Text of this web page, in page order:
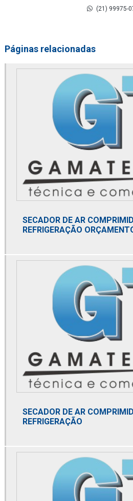
Distribuidor de 2020pm or
Distribuidor de 2040pm or
Distribuidor alfa laval
Distribuidor de altair
Distribuidor de bobina danfoss
Distribuidor de bomba de alta pressão
Distribuidor de bomba de pistão axial
Distribuidor de domnick hunter
Distribuidor de dry cooler
Distribuidor de elemento microbiológico
Distribuidor de membrana de
Distribuidor norgren
Distribuidor parker
Distribuidor spirax sarco
(21) 99975-
Páginas relacionadas
SECADOR DE AR
REFRIGERAÇÃO
SECADOR DE AR
REFRIGERAÇÃO